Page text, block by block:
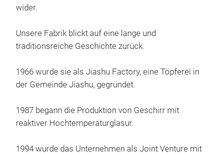
wider.
Unsere Fabrik blickt auf eine lange und
traditionsreiche Geschichte zurück.
1966 wurde sie als Jiashu Factory, eine Töpferei in
der Gemeinde Jiashu, gegründet.
1987 begann die Produktion von Geschirr mit
reaktiver Hochtemperaturglasur.
1994 wurde das Unternehmen als Joint Venture mit